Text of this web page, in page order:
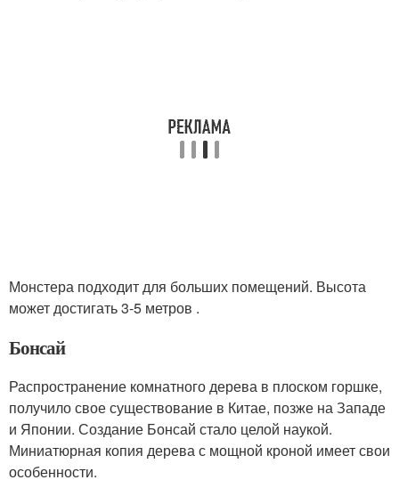
Монстера подходит для больших помещений. Высота
может достигать 3-5 метров .
Бонсай
Распространение комнатного дерева в плоском горшке,
получило свое существование в Китае, позже на Западе
и Японии. Создание Бонсай стало целой наукой.
Миниатюрная копия дерева с мощной кроной имеет свои
особенности.